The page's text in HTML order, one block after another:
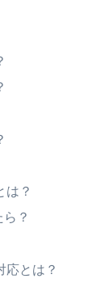
は？
？
応とは？